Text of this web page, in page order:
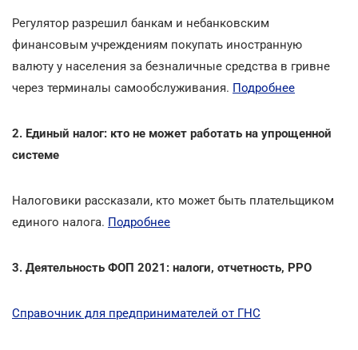
Регулятор разрешил банкам и небанковским
финансовым учреждениям покупать иностранную
валюту у населения за безналичные средства в гривне
через терминалы самообслуживания. Подробнее
2. Единый налог: кто не может работать на упрощенной
системе
Налоговики рассказали, кто может быть плательщиком
единого налога. Подробнее
3. Деятельность ФОП 2021: налоги, отчетность, РРО
Справочник для предпринимателей от ГНС